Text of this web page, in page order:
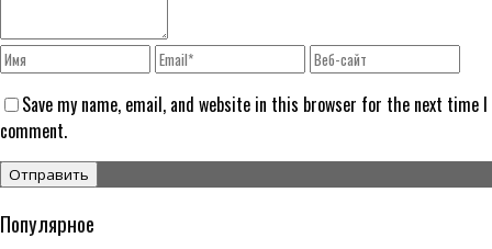
Save my name, email, and website in this browser for the next time I
comment.
Популярное